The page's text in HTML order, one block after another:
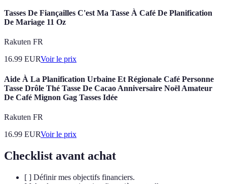
Tasses De Fiançailles C'est Ma Tasse À Café De Planification
De Mariage 11 Oz
Rakuten FR
16.99 EURVoir le prix
Aide À La Planification Urbaine Et Régionale Café Personne
Tasse Drôle Thé Tasse De Cacao Anniversaire Noël Amateur
De Café Mignon Gag Tasses Idée
Rakuten FR
16.99 EURVoir le prix
Checklist avant achat
[ ] Définir mes objectifs financiers.